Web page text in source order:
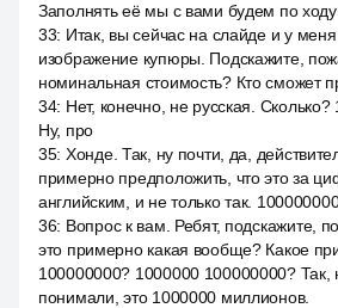
Заполнять её мы с вами будем по ходу
33: Итак, вы сейчас на слайде и у меня
изображение купюры. Подскажите,
номинальная стоимость? Кто сможет
34: Нет, конечно, не русская. Сколько?
Ну, про
35: Хонде. Так, ну почти, да,
примерно предположить, что это за
английским, и не только так.
36: Вопрос к вам. Ребят, подскажите,
это примерно какая вообще? Какое
100000000? 1000000 100000000? Так,
понимали, это 1000000 миллионов.